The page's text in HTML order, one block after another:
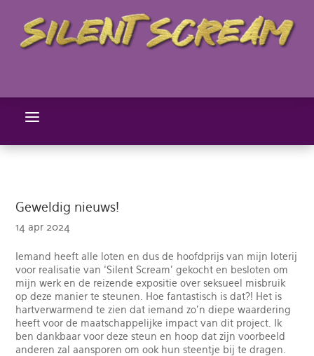
a
Geweldig nieuws!
14 apr 2024
Iemand heeft alle loten en dus de hoofdprijs van mijn loterij
voor realisatie van ‘Silent Scream’ gekocht en besloten om
mijn werk en de reizende expositie over seksueel misbruik
op deze manier te steunen. Hoe fantastisch is dat?! Het is
hartverwarmend te zien dat iemand zo'n diepe waardering
heeft voor de maatschappelijke impact van dit project. Ik
ben dankbaar voor deze steun en hoop dat zijn voorbeeld
anderen zal aansporen om ook hun steentje bij te dragen.